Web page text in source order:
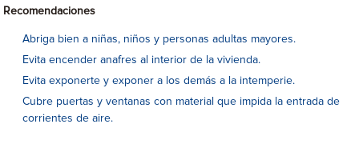
Recomendaciones
Abriga bien a niñas, niños y personas adultas mayores.
Evita encender anafres al interior de la vivienda.
Evita exponerte y exponer a los demás a la intemperie.
Cubre puertas y ventanas con material que impida la entrada de
corrientes de aire.